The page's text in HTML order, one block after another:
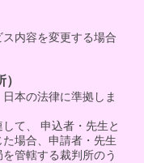
内容を変更する場合
本の法律に準拠しま
て、 申込者・先生と
場合、申請者・先生
管轄する裁判所のう